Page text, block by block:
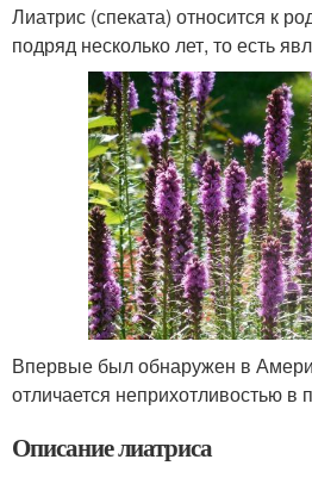
Лиатрис (спеката) относится к
подряд несколько лет, то есть
Впервые был обнаружен в
отличается неприхотливостью в
Описание лиатриса